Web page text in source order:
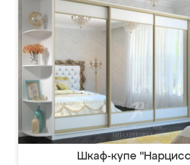
Шкаф-купе